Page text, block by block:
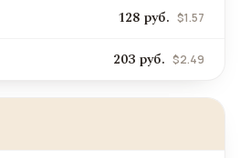
128 руб. $1.57
203 руб. $2.49